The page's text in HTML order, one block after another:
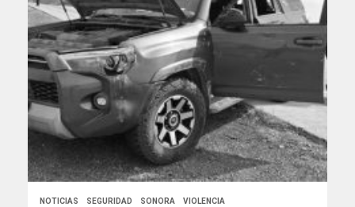
NOTICIAS SEGURIDAD SONORA VIOLENCIA